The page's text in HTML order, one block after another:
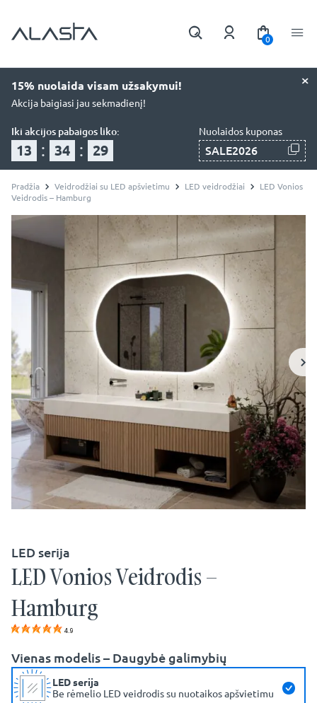
0
×
15% nuolaida visam užsakymui!
Akcija baigiasi jau sekmadienį!
Iki akcijos pabaigos liko:
13 : 34 : 27
Nuolaidos kuponas
SALE2026
Pradžia Veidrodžiai su LED apšvietimu LED veidrodžiai
LED Vonios
Veidrodis – Hamburg
LED serija
LED Vonios Veidrodis –
Hamburg
4.9
Vienas modelis – Daugybė galimybių
LED serija
Be rėmelio LED veidrodis su nuotaikos apšvietimu